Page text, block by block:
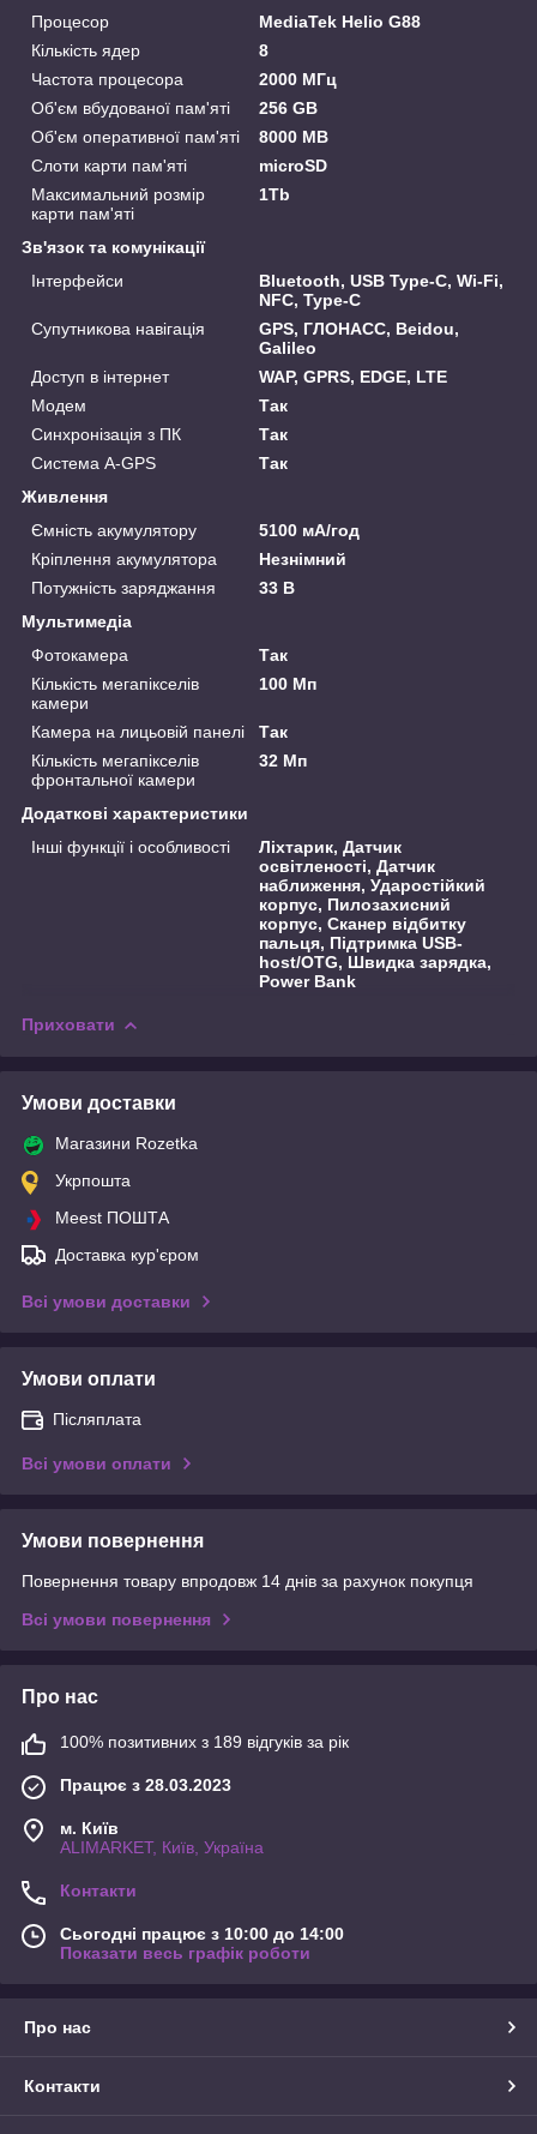
Процесор
MediaTek Helio G88
Кількість ядер
8
Частота процесора
2000 МГц
Об'єм вбудованої пам'яті
256 GB
Об'єм оперативної пам'яті
8000 MB
Слоти карти пам'яті
microSD
Максимальний розмір
карти пам'яті
1Tb
Зв'язок та комунікації
Інтерфейси
Bluetooth, USB Type-C, Wi-Fi,
NFC, Type-C
Супутникова навігація
GPS, ГЛОНАСС, Beidou,
Galileo
Доступ в інтернет
WAP, GPRS, EDGE, LTE
Модем
Так
Синхронізація з ПК
Так
Система A-GPS
Так
Живлення
Ємність акумулятору
5100 мА/год
Кріплення акумулятора
Незнімний
Потужність заряджання
33 В
Мультимедіа
Фотокамера
Так
Кількість мегапікселів
камери
100 Мп
Камера на лицьовій панелі
Так
Кількість мегапікселів
фронтальної камери
32 Мп
Додаткові характеристики
Інші функції і особливості
Ліхтарик, Датчик
освітленості, Датчик
наближення, Ударостійкий
корпус, Пилозахисний
корпус, Сканер відбитку
пальця, Підтримка USB-
host/OTG, Швидка зарядка,
Power Bank
Приховати
Умови доставки
Магазини Rozetka
Укрпошта
Meest ПОШТА
Доставка кур'єром
Всі умови доставки
Умови оплати
Післяплата
Всі умови оплати
Умови повернення
Повернення товару впродовж 14 днів за рахунок покупця
Всі умови повернення
Про нас
100% позитивних з 189 відгуків за рік
Працює з 28.03.2023
м. Київ
ALIMARKET, Київ, Україна
Контакти
Сьогодні працює з 10:00 до 14:00
Показати весь графік роботи
Про нас
Контакти